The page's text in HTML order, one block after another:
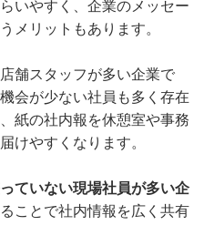
いやすく、企業のメッセー
メリットもあります。
舗スタッフが多い企業で
会が少ない社員も多く存在
紙の社内報を休憩室や事務
けやすくなります。
ていない現場社員が多い企
ことで社内情報を広く共有